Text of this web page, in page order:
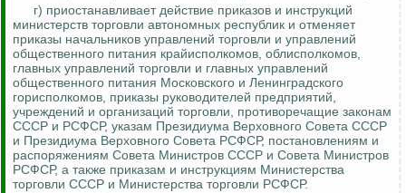
г) приостанавливает действие приказов и инструкций
министерств торговли автономных республик и отменяет
приказы начальников управлений торговли и управлений
общественного питания крайисполкомов, облисполкомов,
главных управлений торговли и главных управлений
общественного питания Московского и Ленинградского
горисполкомов, приказы руководителей предприятий,
учреждений и организаций торговли, противоречащие законам
СССР и РСФСР, указам Президиума Верховного Совета СССР
и Президиума Верховного Совета РСФСР, постановлениям и
распоряжениям Совета Министров СССР и Совета Министров
РСФСР, а также приказам и инструкциям Министерства
торговли СССР и Министерства торговли РСФСР.